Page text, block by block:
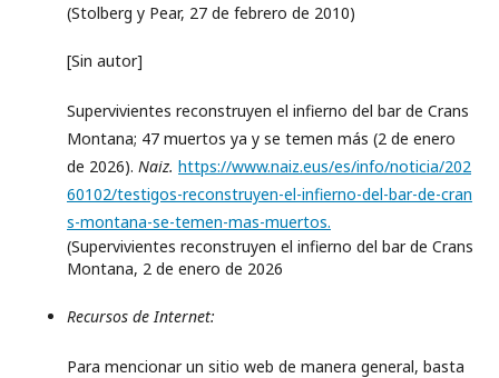
(Stolberg y Pear, 27 de febrero de 2010)
[Sin autor]
Supervivientes reconstruyen el infierno del bar de Crans
Montana; 47 muertos ya y se temen más (2 de enero
de 2026). Naiz. https://www.naiz.eus/es/info/noticia/202
60102/testigos-reconstruyen-el-infierno-del-bar-de-cran
s-montana-se-temen-mas-muertos.
(Supervivientes reconstruyen el infierno del bar de Crans
Montana, 2 de enero de 2026
Recursos de Internet:
Para mencionar un sitio web de manera general, basta